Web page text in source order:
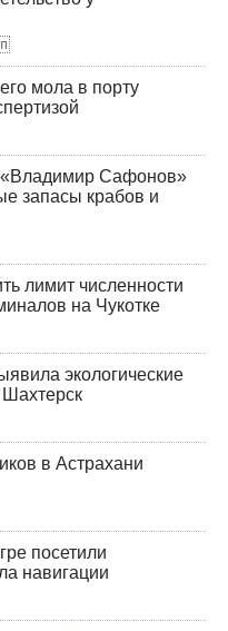
мола в порту
Сафонов»
запасы крабов и
лимит численности
на Чукотке
экологические
в Астрахани
посетили
навигации